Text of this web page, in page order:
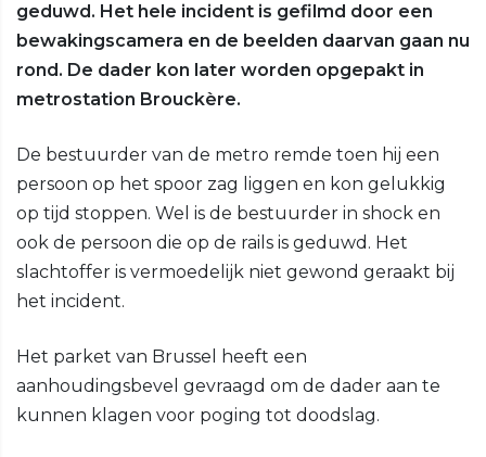
geduwd. Het hele incident is gefilmd door een
bewakingscamera en de beelden daarvan gaan nu
rond. De dader kon later worden opgepakt in
metrostation Brouckère.
De bestuurder van de metro remde toen hij een
persoon op het spoor zag liggen en kon gelukkig
op tijd stoppen. Wel is de bestuurder in shock en
ook de persoon die op de rails is geduwd. Het
slachtoffer is vermoedelijk niet gewond geraakt bij
het incident.
Het parket van Brussel heeft een
aanhoudingsbevel gevraagd om de dader aan te
kunnen klagen voor poging tot doodslag.